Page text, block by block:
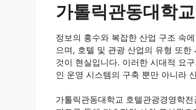
가톨릭관동대학
정보의 홍수와 복잡한 산업 구조 속
으며, 호텔 및 관광 산업의 유형 또
것이 현실입니다. 이러한 시대적 요
인 운영 시스템의 구축 뿐만 아니라
가톨릭관동대학교 호텔관광경영학